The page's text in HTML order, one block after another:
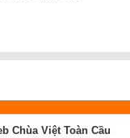
Chùa Việt Toàn Cầu